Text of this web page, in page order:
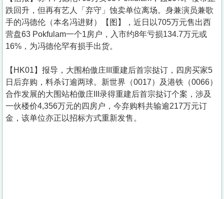
跌回升，但再有艺人「弃守」蚀卖单位离场。身兼演员兼歌
手的冯德伦（本名冯进财）【图】，近日以705万元售出西
营盘63 Pokfulam一个1房户，入市约8年亏损134.7万元或
16%，为冯德伦罕有损手出货。
【HK01】报导，大围柏傲庄III重建后首宗挞订，四房买家5
日后弃购，料杀订逾两球。新世界（0017）及港铁（0066）
合作发展的大围站柏傲庄III录得重建后首宗挞订个案，涉及
一伙楼价4,356万元的四房户，今弃购料共输逾217万元订
金，该单位亦正以招标方式重新发售。